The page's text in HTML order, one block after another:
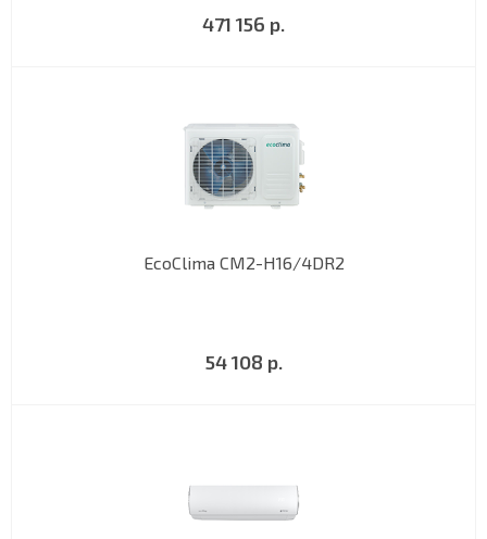
471 156 р.
EcoClima СM2-H16/4DR2
54 108 р.